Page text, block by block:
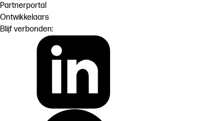
Partnerportal
Ontwikkelaars
Blijf verbonden: